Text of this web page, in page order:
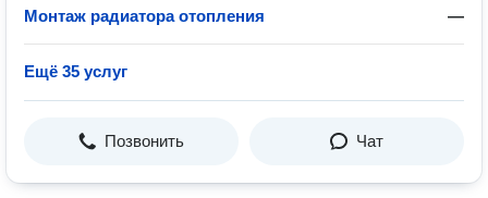
Монтаж радиатора отопления —
Ещё 35 услуг
Позвонить Чат